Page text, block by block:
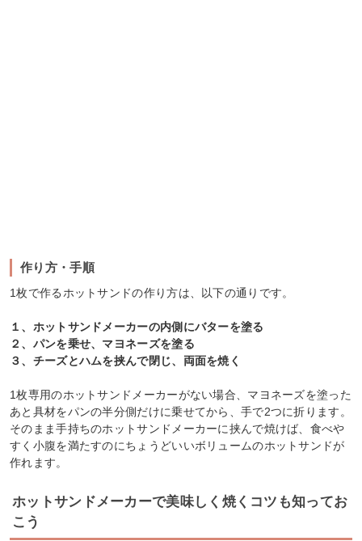
作り方・手順
1枚で作るホットサンドの作り方は、以下の通りです。
１、ホットサンドメーカーの内側にバターを塗る
２、パンを乗せ、マヨネーズを塗る
３、チーズとハムを挟んで閉じ、両面を焼く
1枚専用のホットサンドメーカーがない場合、マヨネーズを塗った
あと具材をパンの半分側だけに乗せてから、手で2つに折ります。
そのまま手持ちのホットサンドメーカーに挟んで焼けば、食べや
すく小腹を満たすのにちょうどいいボリュームのホットサンドが
作れます。
ホットサンドメーカーで美味しく焼くコツも知ってお
こう